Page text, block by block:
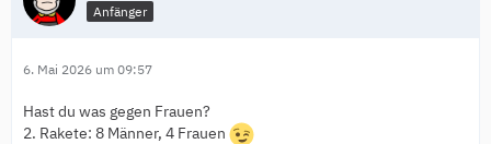
Anfänger
6. Mai 2026 um 09:57
Hast du was gegen Frauen?
2. Rakete: 8 Männer, 4 Frauen